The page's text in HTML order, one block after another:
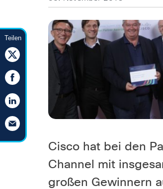
Teilen
Cisco hat bei den
Channel mit
großen Gewinnern